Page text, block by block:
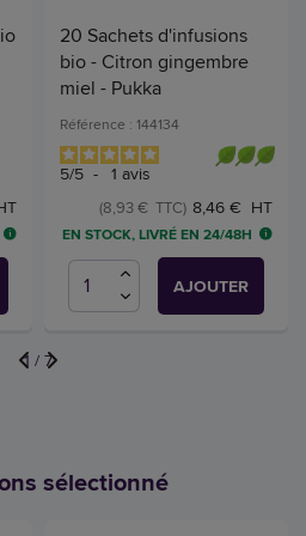
20 Sachets d'infusions
bio - Citron gingembre
miel - Pukka
Référence : 144134
5/5 - 1 avis
8,46 € HT
(8,93 € TTC)
EN STOCK, LIVRÉ EN 24/48H
AJOUTER
1 / 7
sélectionné